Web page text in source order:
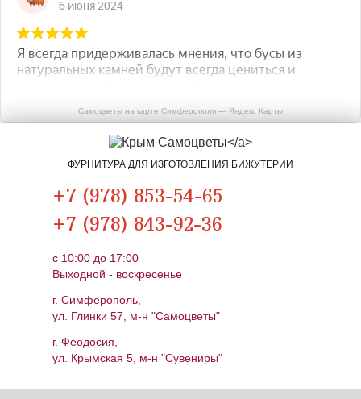
Самоцветы на карте Симферополя — Яндекс Карты
ФУРНИТУРА ДЛЯ ИЗГОТОВЛЕНИЯ БИЖУТЕРИИ
+7 (978) 853-54-65
+7 (978) 843-92-36
c 10:00 до 17:00
Выходной - воскресенье
г. Симферополь,
ул. Глинки 57, м-н "Самоцветы"
г. Феодосия,
ул. Крымская 5, м-н "Сувениры"